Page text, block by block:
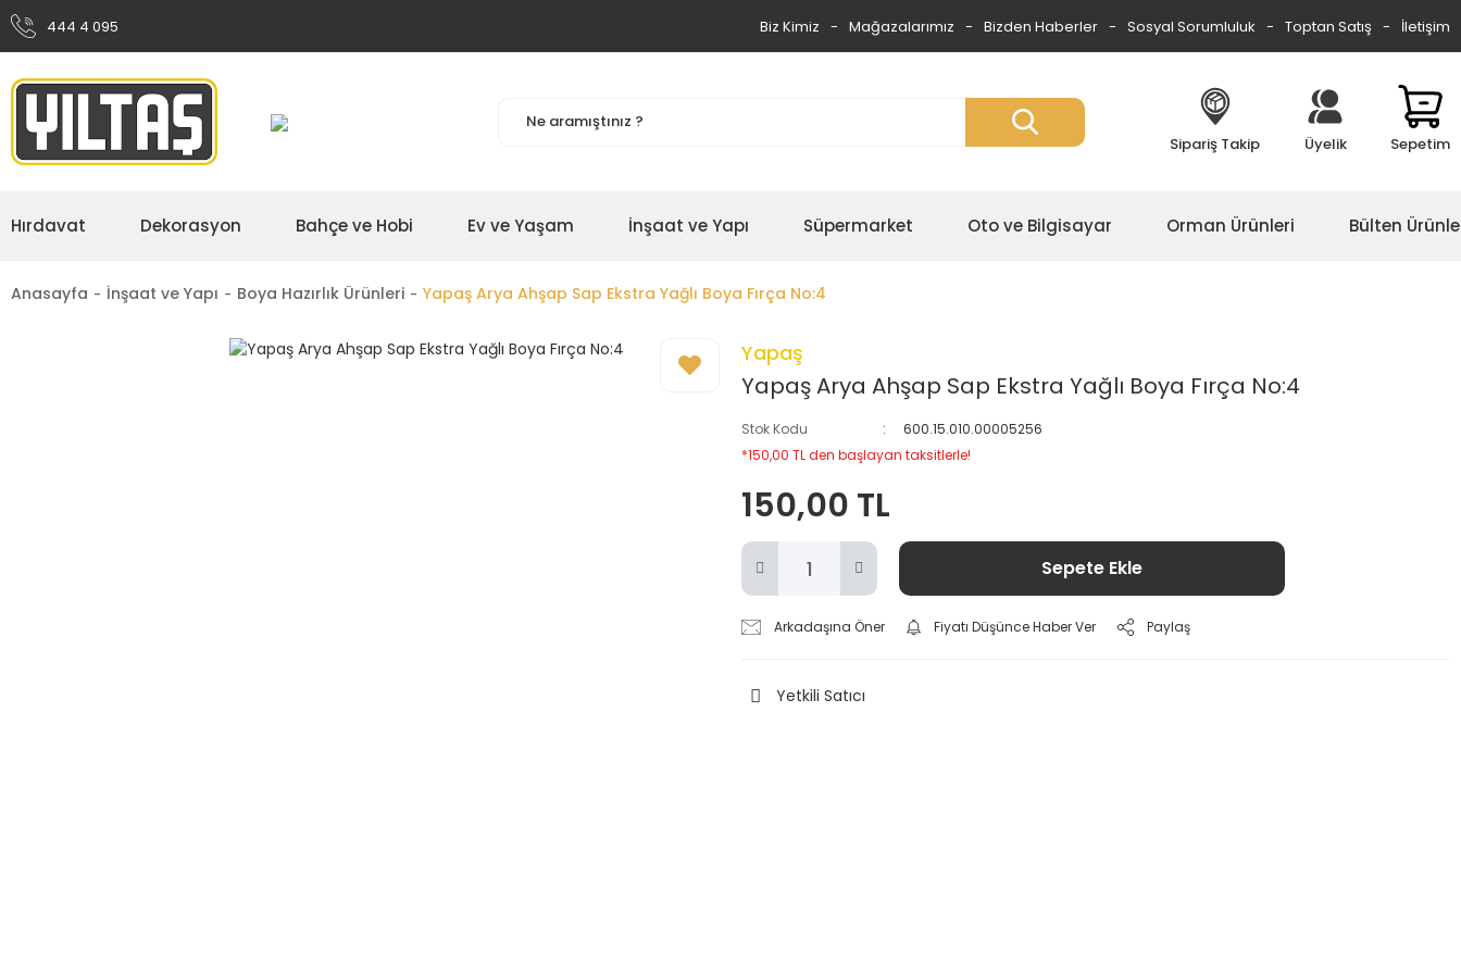
444 4 095 Biz Kimiz Mağazalarımız Bizden Haberler Sosyal Sorumluluk Toptan Satış İletişim
Sipariş Takip Üyelik Sepetim
Hırdavat Dekorasyon Bahçe ve Hobi Ev ve Yaşam İnşaat ve Yapı Süpermarket Oto ve Bilgisayar Orman Ürünleri Bülten
Anasayfa İnşaat ve Yapı Boya Hazırlık Ürünleri Yapaş Arya Ahşap Sap Ekstra Yağlı Boya Fırça No:4
Yapaş
Yapaş Arya Ahşap Sap Ekstra Yağlı Boya Fırça No:4
Stok Kodu
600.15.010.00005256
*150,00 TL den başlayan taksitlerle!
150,00 TL
Sepete Ekle
Arkadaşına Öner Fiyatı Düşünce Haber Ver Paylaş
Yetkili Satıcı